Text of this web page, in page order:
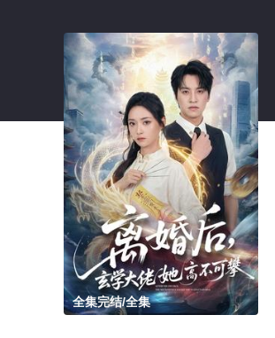
全集完结/全集